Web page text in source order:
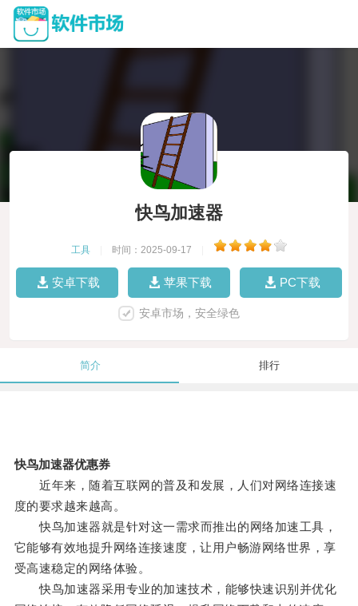
快鸟加速器
工具 时间：2025-09-17
安卓下载 苹果下载 PC下载
安卓市场，安全绿色
简介 排行
快鸟加速器优惠券
近年来，随着互联网的普及和发展，人们对网络连接速
度的要求越来越高。
快鸟加速器就是针对这一需求而推出的网络加速工具，
它能够有效地提升网络连接速度，让用户畅游网络世界，享
受高速稳定的网络体验。
快鸟加速器采用专业的加速技术，能够快速识别并优化